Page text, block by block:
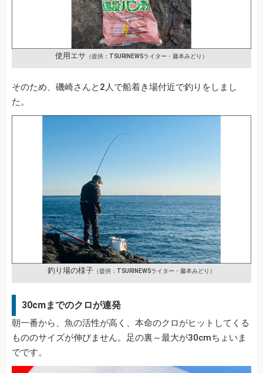
使用エサ （提供：TSURINEWSライター・藤本みどり）
そのため、磯崎さんと2人で船着き場付近で釣りをしまし
た。
釣り場の様子 （提供：TSURINEWSライター・藤本みどり）
30cmまでのクロが連発
朝一番から、魚の活性が高く、本命のクロがヒットしてくる
もののサイズが伸びません。足の裏～最大が30cmちょいま
でです。